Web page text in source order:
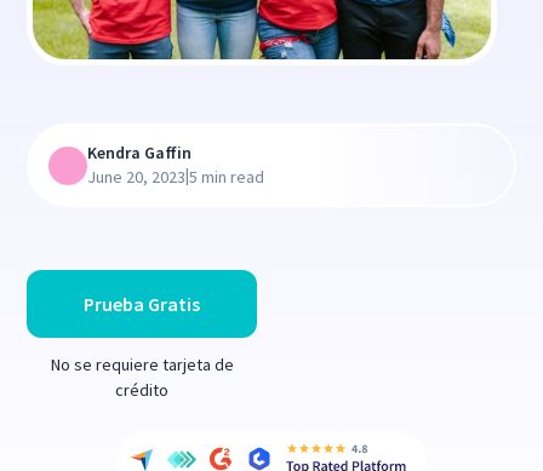
Prueba Gratis
No se requiere tarjeta de
crédito
Kendra Gaffin
June 20, 2023|5 min read